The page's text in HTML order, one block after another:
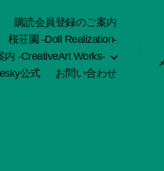
購読会員登録のご案内
桜荘園 -Doll Realization-
内 -CreativeArt Works-
公式 お問い合わせ